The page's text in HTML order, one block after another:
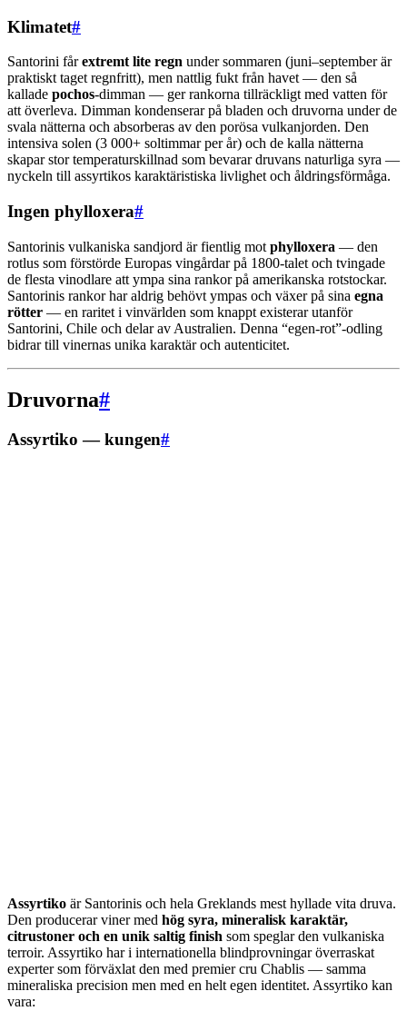
Klimatet#
Santorini fårextremt lite regn under sommaren (juni–september är
praktiskt taget regnfritt), men nattlig fukt från havet — den så
kallade pochos-dimman — ger rankorna tillräckligt med vatten för
att överleva. Dimman kondenserar på bladen och druvorna under de
svala nätterna och absorberas av den porösa vulkanjorden. Den
intensiva solen (3 000+ soltimmar per år) och de kalla nätterna
skapar stor temperaturskillnad som bevarar druvans naturliga syra —
nyckeln till assyrtikos karaktäristiska livlighet och åldringsförmåga.
Ingen phylloxera#
Santorinis vulkaniska sandjord är fientlig mot phylloxera — den
rotlus som förstörde Europas vingårdar på 1800-talet och tvingade
de flesta vinodlare att ympa sina rankor på amerikanska rotstockar.
Santorinis rankor har aldrig behövt ympas och växer på sina egna
rötter — en raritet i vinvärlden som knappt existerar utanför
Santorini, Chile och delar av Australien. Denna “egen-rot”-odling
bidrar till vinernas unika karaktär och autenticitet.
Druvorna#
Assyrtiko — kungen#
Assyrtiko är Santorinis och hela Greklands mest hyllade vita druva.
Den producerar viner med hög syra, mineralisk karaktär,
citrustoner och en unik saltig finish som speglar den vulkaniska
terroir. Assyrtiko har i internationella blindprovningar överraskat
experter som förväxlat den med premier cru Chablis — samma
mineraliska precision men med en helt egen identitet. Assyrtiko kan
vara: